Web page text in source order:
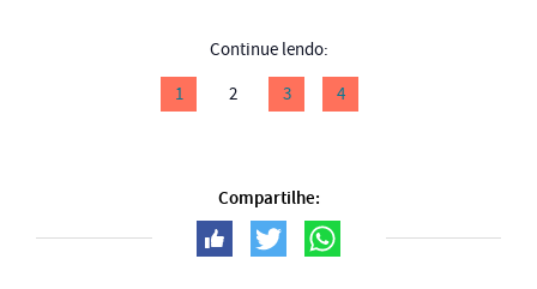
Continue lendo:
1
2 3 4
Compartilhe: